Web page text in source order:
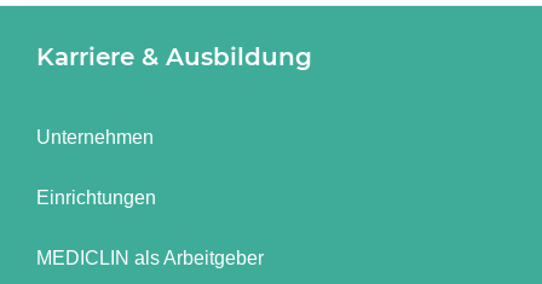
Karriere & Ausbildung
Unternehmen
Einrichtungen
MEDICLIN als Arbeitgeber